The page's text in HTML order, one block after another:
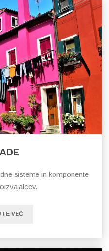
sisteme in komponente
VEČ